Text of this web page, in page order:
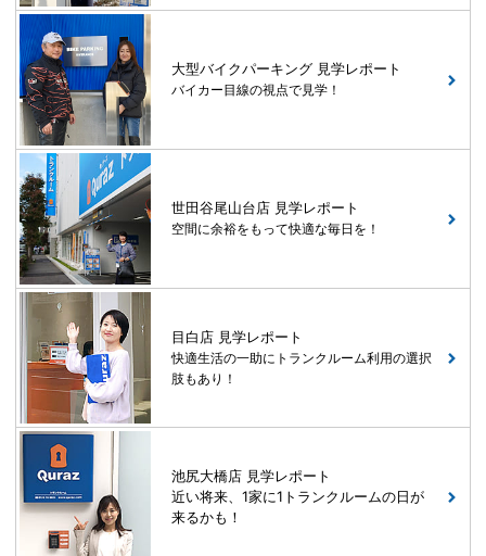
大型バイクパーキング 見学レポート
バイカー目線の視点で見学！
世田谷尾山台店 見学レポート
空間に余裕をもって快適な毎日を！
目白店 見学レポート
快適生活の一助にトランクルーム利用の選択
肢もあり！
池尻大橋店 見学レポート
近い将来、1家に1トランクルームの日が
来るかも！